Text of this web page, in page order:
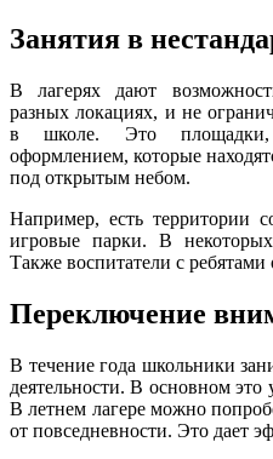
Занятия в
В лагерях дают
разных локациях, и не
в школе. Это площадки,
оформлением, которые
под открытым небом.
Например, есть территории
игровые парки. В
Также воспитатели с
Переключение
В течение года школьники
деятельности. В основном
В летнем лагере можно
от повседневности. Это дает